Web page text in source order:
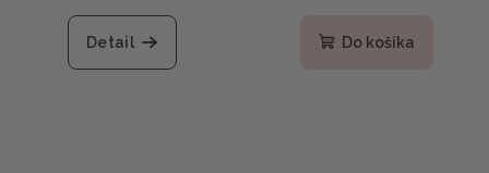
hodnotenie
produktu
Detail Do košíka